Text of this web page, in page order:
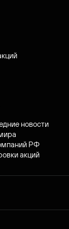
новости
РФ
акций